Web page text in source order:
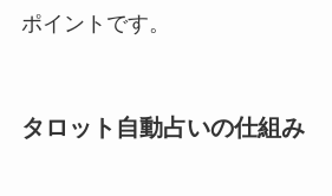
ポイントです。
タロット自動占いの仕組み